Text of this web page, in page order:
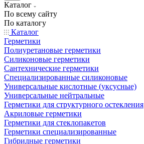
Каталог
По всему сайту
По каталогу
Каталог
Герметики
Полиуретановые герметики
Силиконовые герметики
Сантехнические герметики
Специализированные силиконовые
Универсальные кислотные (уксусные)
Универсальные нейтральные
Герметики для структурного остекления
Акриловые герметики
Герметики для стеклопакетов
Герметики специализированные
Гибридные герметики